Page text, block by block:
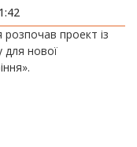
розпочав проект із
для нової